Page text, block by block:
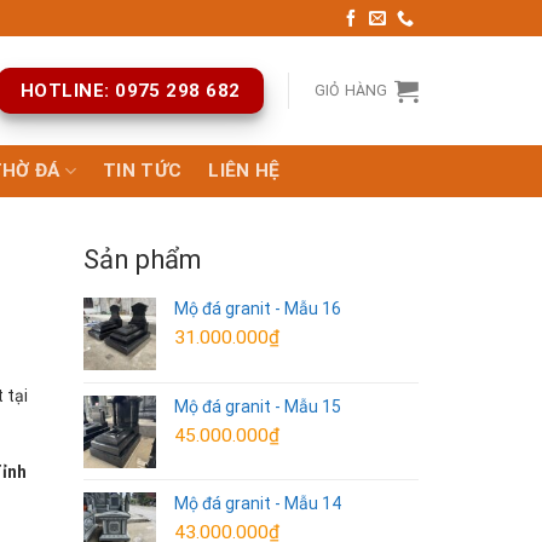
HOTLINE: 0975 298 682 GIỎ HÀNG
ĐÁ TIN TỨC LIÊN HỆ
tại
Sản phẩm
Mộ đá granit - Mẫu 16
31.000.000₫
Mộ đá granit - Mẫu 15
45.000.000₫
Mộ đá granit - Mẫu 14
43.000.000₫